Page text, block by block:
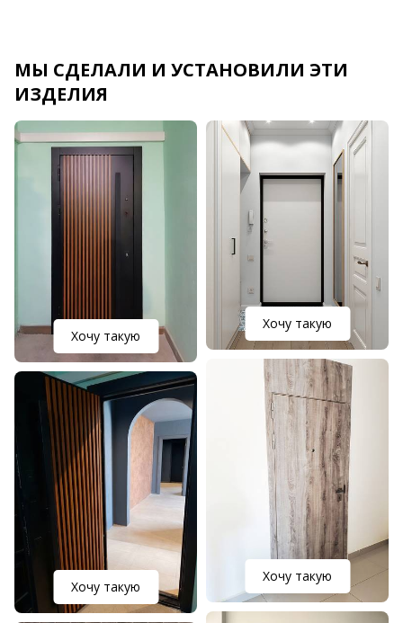
МЫ СДЕЛАЛИ И УСТАНОВИЛИ ЭТИ
ИЗДЕЛИЯ
Хочу такую
Хочу такую
Хочу такую
Хочу такую